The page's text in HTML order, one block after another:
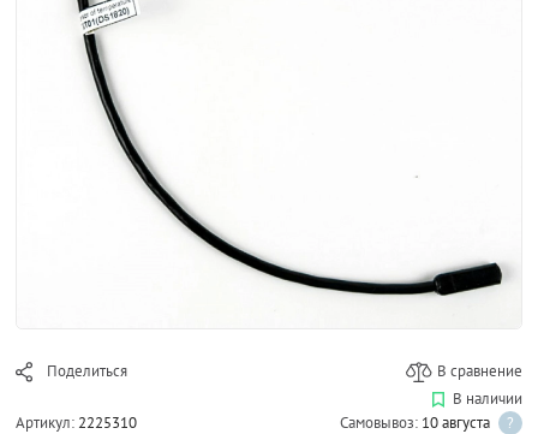
Поделиться В сравнение
Артикул: 2225310
В наличии
Самовывоз: 10 августа
?